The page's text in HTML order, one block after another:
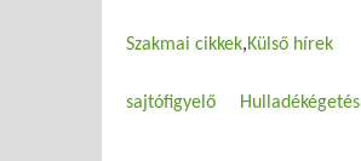
Szakmai cikkek Külső hírek
sajtófigyelő Hulladékégetés